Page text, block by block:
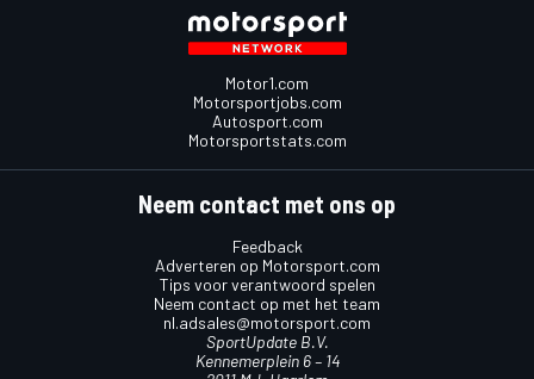
Motor1.com
Motorsportjobs.com
Autosport.com
Motorsportstats.com
Neem contact met ons op
Feedback
Adverteren op Motorsport.com
Tips voor verantwoord spelen
Neem contact op met het team
nl.adsales@motorsport.com
SportUpdate B.V.
Kennemerplein 6 – 14